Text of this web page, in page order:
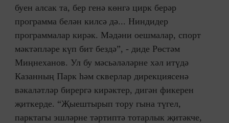
буен алсак та, бер генә көнгә цирк берәр
программа белән килсә дә... Ниндидер
программалар кирәк. Мәдәни оешмалар, спорт
мәктәпләре күп бит бездә”, - диде Рөстәм
Миңнеханов. Ул бу мәсьәләләрне хәл итүдә
Казанның Парк һәм скверлар дирекциясенә
вәкаләтләр бирергә кирәктер, дигән фикерен
җиткерде. “Җыештырып тору гына түгел,
парктагы эшләрне тәртиптә тотарлык җитәкче,